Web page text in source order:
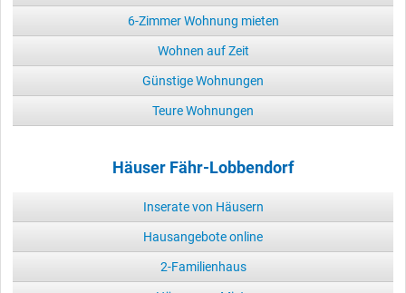
6-Zimmer Wohnung mieten
Wohnen auf Zeit
Günstige Wohnungen
Teure Wohnungen
Häuser Fähr-Lobbendorf
Inserate von Häusern
Hausangebote online
2-Familienhaus